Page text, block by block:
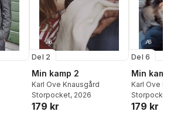
Del 2
Min kamp 2
Karl Ove Knausgård
Storpocket, 2026
179 kr
Del 6
Min kamp 6
Karl Ove
Storpocket
179 kr